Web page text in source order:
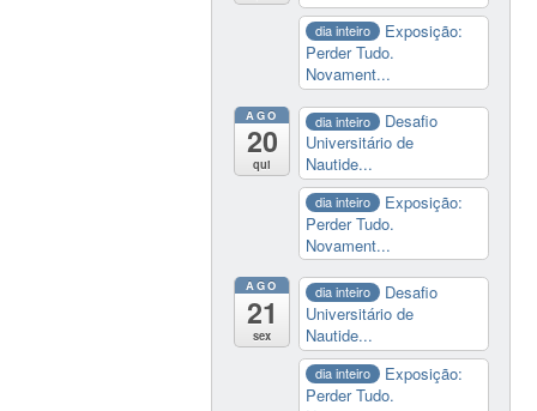
dia inteiro
Exposição:
Perder Tudo.
Novament...
AGO
20
qui
dia inteiro
Desafio
Universitário de
Nautide...
dia inteiro
Exposição:
Perder Tudo.
Novament...
AGO
21
sex
dia inteiro
Desafio
Universitário de
Nautide...
dia inteiro
Exposição:
Perder Tudo.